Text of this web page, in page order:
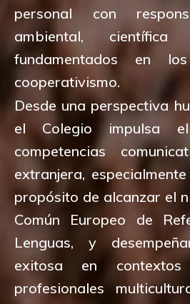
personal con
ambiental, científica
fundamentados en
cooperativismo.
Desde una perspectiva
el Colegio impulsa
competencias
extranjera,
propósito de alcanzar el
Común Europeo de
Lenguas, y
exitosa en
profesionales